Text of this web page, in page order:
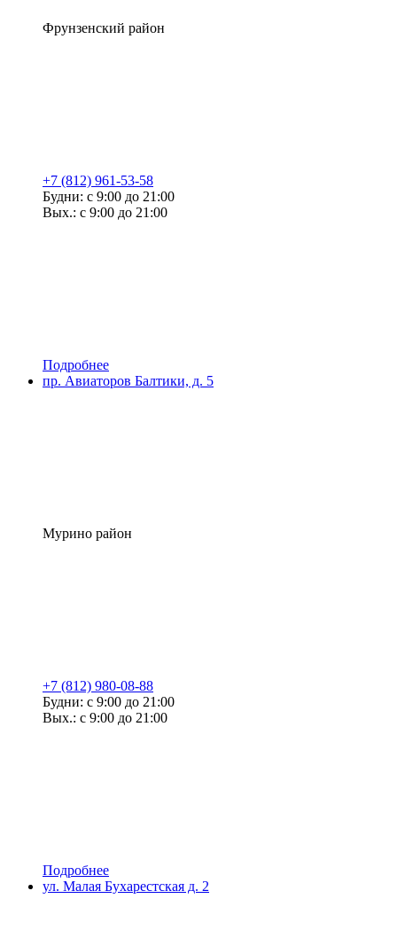
Фрунзенский район
+7 (812) 961-53-58
Будни: с 9:00 до 21:00
Вых.: с 9:00 до 21:00
Подробнее
пр. Авиаторов Балтики, д. 5
Мурино район
+7 (812) 980-08-88
Будни: с 9:00 до 21:00
Вых.: с 9:00 до 21:00
Подробнее
ул. Малая Бухарестская д. 2